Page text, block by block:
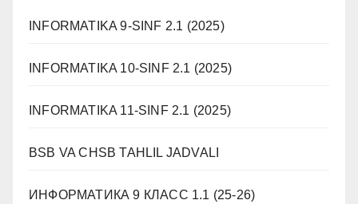
INFORMATIKA 9-SINF 2.1 (2025)
INFORMATIKA 10-SINF 2.1 (2025)
INFORMATIKA 11-SINF 2.1 (2025)
BSB VA CHSB TAHLIL JADVALI
ИНФОРМАТИКА 9 ​​КЛАСС 1.1 (25-26)